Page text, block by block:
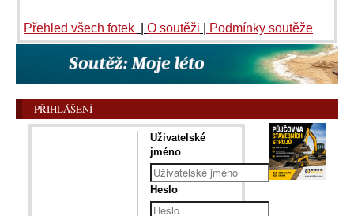
Přehled všech fotek O soutěži Podmínky soutěže
PŘIHLÁŠENÍ
Uživatelské
jméno
Heslo